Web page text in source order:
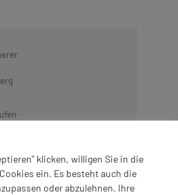
ANFRAGE SENDEN
klicken, willigen Sie in die
ein. Es besteht auch die
oder abzulehnen. Ihre